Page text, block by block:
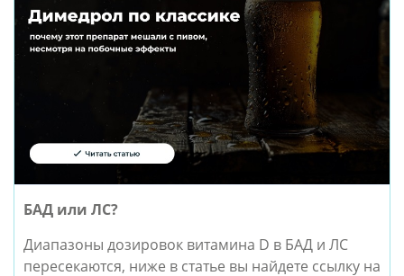
БАД или ЛС?
Диапазоны дозировок витамина D в БАД и ЛС
пересекаются, ниже в статье вы найдете ссылку на